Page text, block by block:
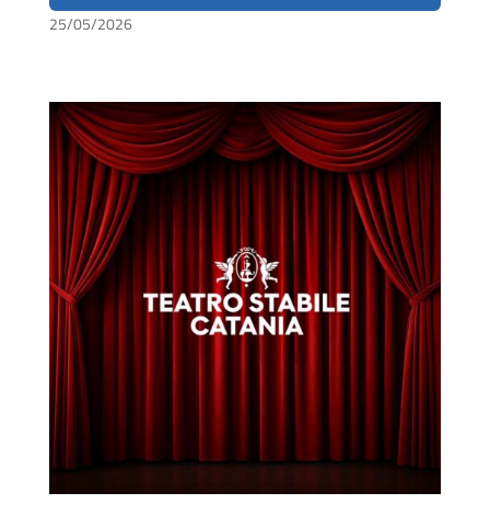
25/05/2026